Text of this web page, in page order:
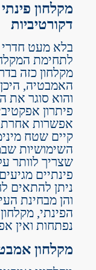
מקלחון
דקורטיביות
בלא מעט חדרי
לתחימת
מקלחון כזה
האמבטיה,
והוא סוגר את
פיתרון
אפשרות
קיים שטח
השימושיות
שצריך לוותר
פינתיים
ניתן להתאים
והן מבחינת
הפינתי,
נפתחות ואין
מקלחון